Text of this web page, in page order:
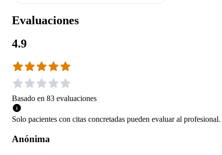
Evaluaciones
4.9
Basado en 83 evaluaciones
Solo pacientes con citas concretadas pueden evaluar al profesional.
Anónima